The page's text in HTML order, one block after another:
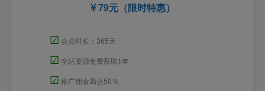
79元（限时特惠）
☑ 会员时长：365天
☑ 全站资源免费获取1年
☑ 推广佣金高达50％